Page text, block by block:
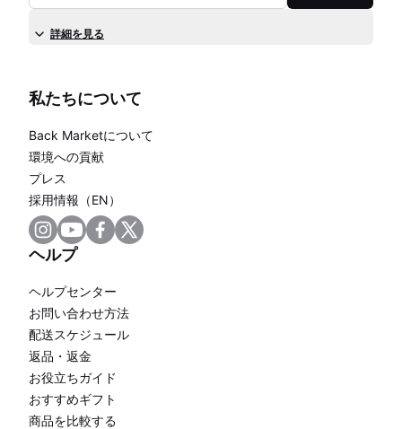
詳細を見る
私たちについて
Back Marketについて
環境への貢献
プレス
採用情報（EN）
ヘルプ
ヘルプセンター
お問い合わせ方法
配送スケジュール
返品・返金
お役立ちガイド
おすすめギフト
商品を比較する